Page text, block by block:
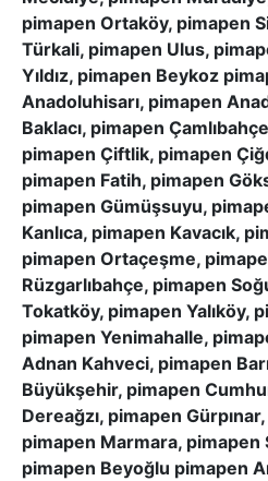
pimapen Ortaköy, pimapen
Türkali, pimapen Ulus,
Yıldız, pimapen Beykoz
Anadoluhisarı, pimapen
Baklacı, pimapen
pimapen Çiftlik, pimapen
pimapen Fatih, pimapen
pimapen Gümüşsuyu,
Kanlıca, pimapen Kavacık,
pimapen Ortaçeşme,
Rüzgarlıbahçe, pimapen
Tokatköy, pimapen Yalıköy,
pimapen Yenimahalle,
Adnan Kahveci, pimapen
Büyükşehir, pimapen
Dereağzı, pimapen
pimapen Marmara, pimapen
pimapen Beyoğlu pimapen